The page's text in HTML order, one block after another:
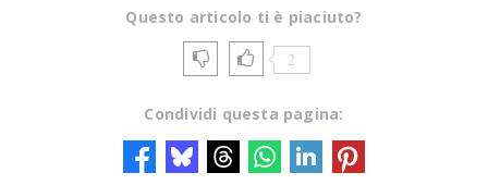
Questo articolo ti è piaciuto?
2
Condividi questa pagina: